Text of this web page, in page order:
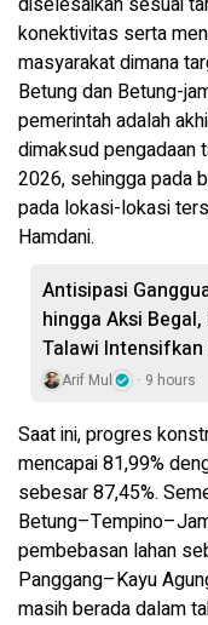
konektivitas serta
masyarakat dimana
Betung dan Betung-
pemerintah adalah
dimaksud pengadaan
2026, sehingga pada
pada lokasi-lokasi
Hamdani.
Antisipasi
hingga Aksi
Talawi
Arif Mul 9 hours
Saat ini, progres
mencapai 81,99%
sebesar 87,45%.
pembebasan lahan
Panggang–Kayu
masih berada dalam